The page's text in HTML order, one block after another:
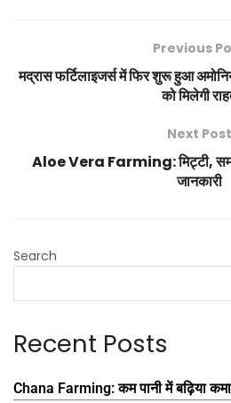
Previous
मद्रास फर्टिलाइजर्स में फिर शुरू हुआ
को मिलेगी
Next Post
Aloe Vera Farming: मिट्टी,
जानकारी
Search
Recent Posts
Chana Farming: कम पानी में बढ़िया